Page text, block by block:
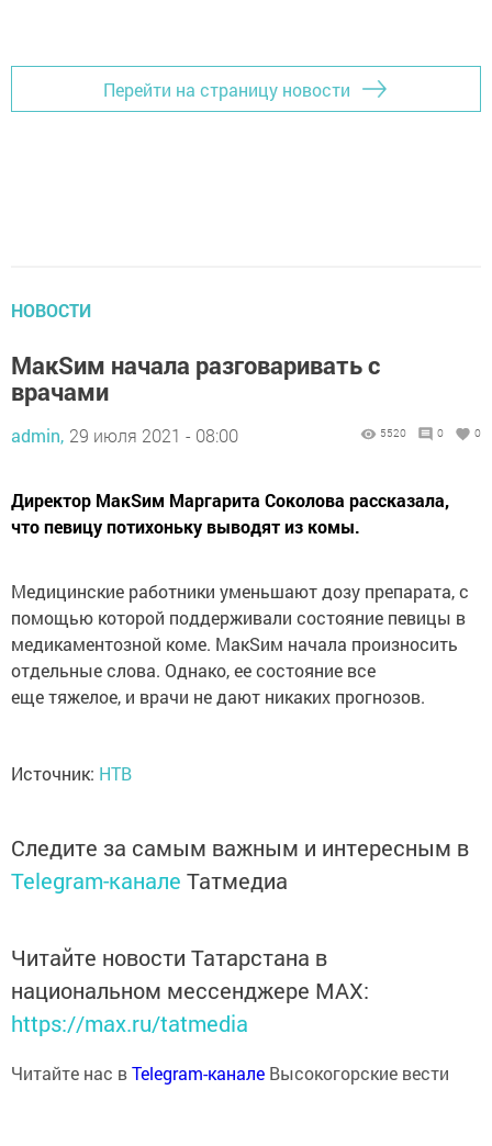
Перейти на страницу новости
НОВОСТИ
МакSим начала разговаривать с
врачами
admin, 29 июля 2021 - 08:00 5520 0 0
Директор МакSим Маргарита Соколова рассказала,
что певицу потихоньку выводят из комы.
Медицинские работники уменьшают дозу препарата, с
помощью которой поддерживали состояние певицы в
медикаментозной коме. МакSим начала произносить
отдельные слова. Однако, ее состояние все
еще тяжелое, и врачи не дают никаких прогнозов.
Источник: НТВ
Следите за самым важным и интересным в
Telegram-канале Татмедиа
Читайте новости Татарстана в
национальном мессенджере MАХ:
https://max.ru/tatmedia
Читайте нас вTelegram-канале Высокогорские вести